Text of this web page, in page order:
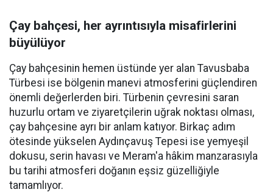
Çay bahçesi, her ayrıntısıyla misafirlerini
büyülüyor
Çay bahçesinin hemen üstünde yer alan Tavusbaba
Türbesi ise bölgenin manevi atmosferini güçlendiren
önemli değerlerden biri. Türbenin çevresini saran
huzurlu ortam ve ziyaretçilerin uğrak noktası olması,
çay bahçesine ayrı bir anlam katıyor. Birkaç adım
ötesinde yükselen Aydınçavuş Tepesi ise yemyeşil
dokusu, serin havası ve Meram'a hâkim manzarasıyla
bu tarihi atmosferi doğanın eşsiz güzelliğiyle
tamamlıyor.